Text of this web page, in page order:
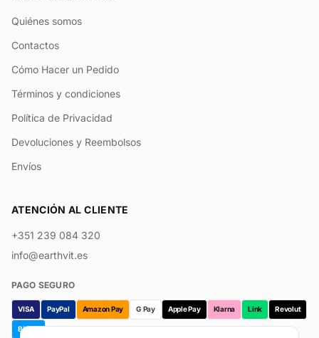
Quiénes somos
Contactos
Cómo Hacer un Pedido
Términos y condiciones
Política de Privacidad
Devoluciones y Reembolsos
Envíos
ATENCIÓN AL CLIENTE
+351 239 084 320
info@earthvit.es
PAGO SEGURO
VISA PayPal Amazon Pay G Pay Apple Pay Klarna Link Revolut
Bizum